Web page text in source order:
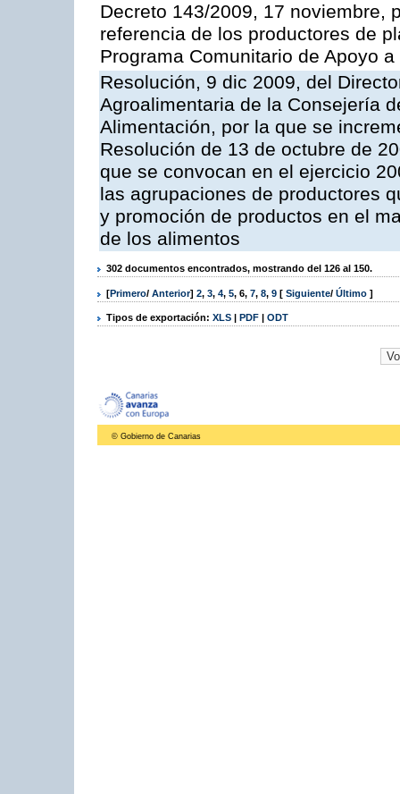
Decreto 143/2009, 17 noviembre,
referencia de los productores de
Programa Comunitario de Apoyo
Resolución, 9 dic 2009, del
Agroalimentaria de la Consejería
Alimentación, por la que se
Resolución de 13 de octubre de
que se convocan en el ejercicio
las agrupaciones de productores
y promoción de productos en el
de los alimentos
302 documentos encontrados, mostrando del 126 al 150.
[Primero/ Anterior] 2, 3, 4, 5, 6, 7, 8, 9 [ Siguiente/ Último ]
Tipos de exportación: XLS | PDF | ODT
© Gobierno de Canarias